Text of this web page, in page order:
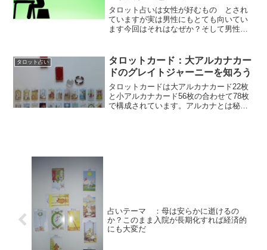
タロット占いは女性が好むもの とされ
ていますが実は男性にもとても向いてい
ます今回はそれはなぜか？そして男性ク
が女性より深い男性は悩みにしても苦痛
にしても論理的にとらえる...
タロット占い
タロットカード：大アルカナカー
ドのグレイトジャーニーを知ろう
タロットカードは大アルカナカード22枚
と小アルカナカード56枚の合わせて78枚
で構成されています。アルカナとは秘法
占いテーマ ：母は安らかに逝けるの
か？このまま入院が長期化すれば経済的
にも大変だ